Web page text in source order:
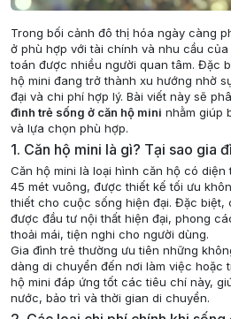
Trong bối cảnh đô thị hóa ngày càng
ở phù hợp với tài chính và nhu cầu
toán được nhiều người quan tâm. Đặc
hộ mini đang trở thành xu hướng nhờ
đại và chi phí hợp lý. Bài viết này sẽ
đình trẻ sống ở căn hộ mini nhằm giúp
và lựa chọn phù hợp.
1. Căn hộ mini là gì? Tại sao gia
Căn hộ mini là loại hình căn hộ có
45 mét vuông, được thiết kế tối ưu
thiết cho cuộc sống hiện đại. Đặc biệt,
được đầu tư nội thất hiện đại, phong
thoải mái, tiện nghi cho người dùng.
Gia đình trẻ thường ưu tiên những
dàng di chuyển đến nơi làm việc hoặc
hộ mini đáp ứng tốt các tiêu chí này,
nước, bảo trì và thời gian di chuyển.